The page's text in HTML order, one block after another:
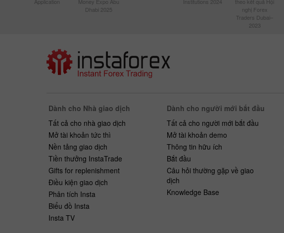
Dhabi 2025
nghị Forex
Traders Dubai–
2023
Dành cho Nhà giao dịch
Tất cả cho nhà giao dịch
Mở tài khoản tức thì
Nền tảng giao dịch
Tiền thưởng InstaTrade
Gifts for replenishment
Điều kiện giao dịch
Phân tích Insta
Biểu đồ Insta
Insta TV
Dành cho người mới bắt đầu
Tất cả cho người mới bắt đầu
Mở tài khoản demo
Thông tin hữu ích
Bắt ​​đầu
Câu hỏi thường gặp về giao
dịch
Knowledge Base